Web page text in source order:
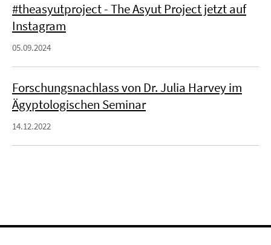
#theasyutproject - The Asyut Project jetzt auf
Instagram
05.09.2024
Forschungsnachlass von Dr. Julia Harvey im
Ägyptologischen Seminar
14.12.2022